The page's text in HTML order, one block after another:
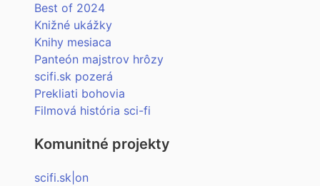
Best of 2024
Knižné ukážky
Knihy mesiaca
Panteón majstrov hrôzy
scifi.sk pozerá
Prekliati bohovia
Filmová história sci-fi
Komunitné projekty
scifi.sk|on